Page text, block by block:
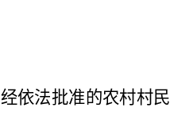
经依法批准的农村村